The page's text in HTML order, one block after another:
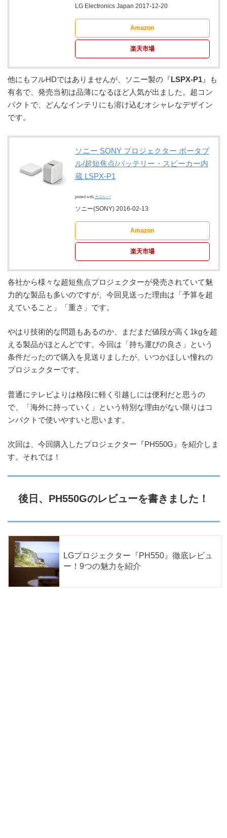
LG Electronics Japan 2017-12-20
Amazon
楽天市場
他にもフルHDではありませんが、ソニー製の『 LSPX-P1』も
有名で、発売当初は品薄になるほど人気が出ました。超コン
パクトで、どんなインテリにも溶け込むオシャレなデザイン
です。
ソニー SONY プロジェクター ポータブ
ル/超短焦点/バッテリー・スピーカー内
蔵 LSPX-P1
posted with カエレバ
ソニー(SONY) 2016-02-13
Amazon
楽天市場
各社から様々な超短焦点プロジェクターが発売されていて魅
力的な製品も多いのですが、今回見送った理由は「予算を超
えていること」「重さ」です。
やはり技術的な問題もあるのか、まだまだ値段が高く1kgを超
える製品がほとんどです。今回は「持ち運びの良さ」という
条件だったので購入を見送りましたが、いつかほしい憧れの
プロジェクターです。
普通にテレビよりは格段に軽く引越しには便利だと思うの
で、「海外に持っていく」という特別な理由がない限りはコ
ンパクトで使いやすいと思います。
次回は、今回購入したプロジェクター『PH550G』を紹介しま
す。それでは！
後日、PH550Gのレビューを書きました！